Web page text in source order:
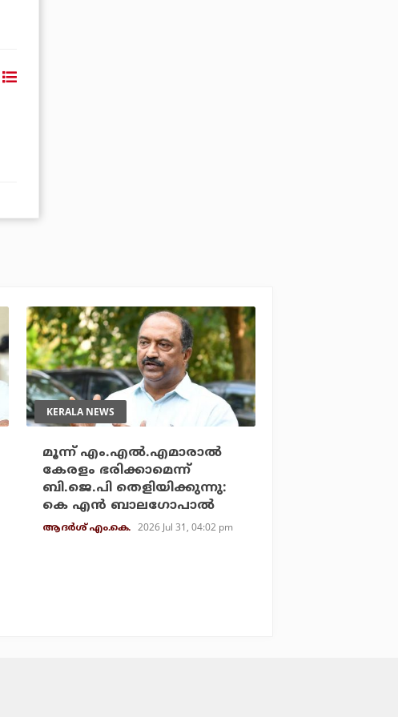
KERALA NEWS
മൂന്ന് എം.എല്‍.എമാരാല്‍
കേരളം ഭരിക്കാമെന്ന്
ബി.ജെ.പി തെളിയിക്കുന്നു:
കെ എന്‍ ബാലഗോപാല്‍
ആദർശ് എം.കെ. 2026 Jul 31, 04:02 pm